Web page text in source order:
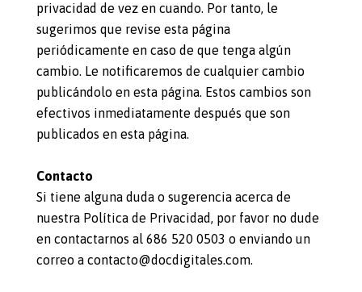
privacidad de vez en cuando. Por tanto, le
sugerimos que revise esta página
periódicamente en caso de que tenga algún
cambio. Le notificaremos de cualquier cambio
publicándolo en esta página. Estos cambios son
efectivos inmediatamente después que son
publicados en esta página.
Contacto
Si tiene alguna duda o sugerencia acerca de
nuestra Política de Privacidad, por favor no dude
en contactarnos al 686 520 0503 o enviando un
correo a contacto@docdigitales.com.